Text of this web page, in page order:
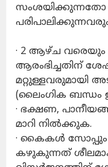
· 2 ആഴ്ച വരെയും
ആരംഭിച്ചതിന്
മറ്റുള്ളവരുമായി
(ലൈംഗിക ബന്ധം
· ഭക്ഷണ,
മാറി നില്‍ക്കുക.
· കൈകള്‍ സോപ്പും
കഴുകുന്നത്